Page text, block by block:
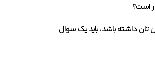
است؟
داشته باشد، باید یک سوال